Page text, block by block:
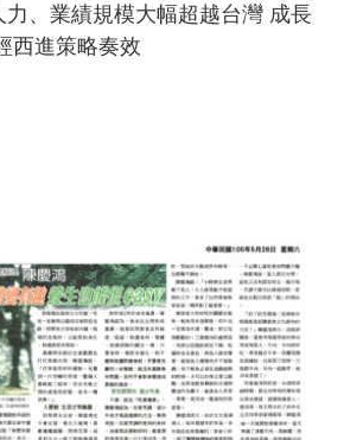
力、業績規模大幅超越台灣 成長
西進策略奏效